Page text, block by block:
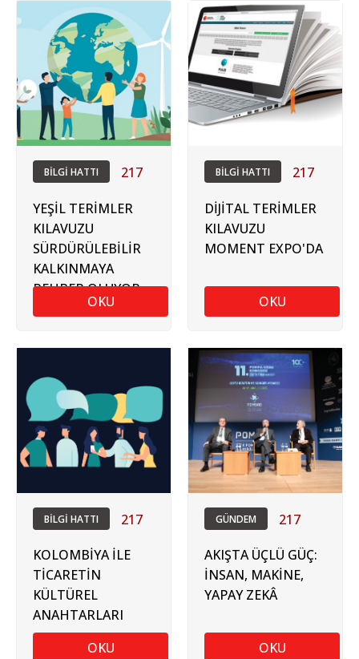
BİLGİ HATTI 217
YEŞİL TERİMLER
KILAVUZU
SÜRDÜRÜLEBİLİR
KALKINMAYA
REHBER OLUYOR
OKU
BİLGİ HATTI 217
DİJİTAL TERİMLER
KILAVUZU
MOMENT EXPO'DA
OKU
BİLGİ HATTI 217
KOLOMBİYA İLE
TİCARETİN
KÜLTÜREL
ANAHTARLARI
OKU
GÜNDEM 217
AKIŞTA ÜÇLÜ GÜÇ:
İNSAN, MAKİNE,
YAPAY ZEKÂ
OKU